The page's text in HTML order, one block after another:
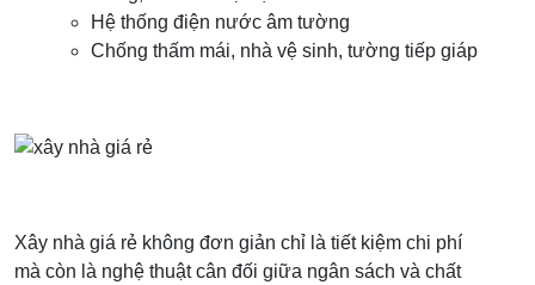
Hệ thống điện nước âm tường
Chống thấm mái, nhà vệ sinh, tường tiếp giáp
Xây nhà giá rẻ không đơn giản chỉ là tiết kiệm chi phí
mà còn là nghệ thuật cân đối giữa ngân sách và chất